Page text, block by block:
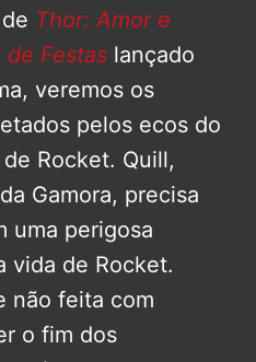
Thor: Amor e
de Festas lançado
veremos os
pelos ecos do
Rocket. Quill,
Gamora, precisa
uma perigosa
vida de Rocket.
não feita com
o fim dos